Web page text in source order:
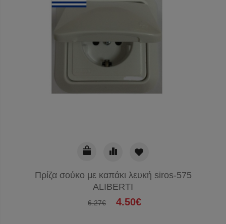
Πρίζα σούκο με καπάκι λευκή siros-575
ALIBERTI
6.27€ 4.50€